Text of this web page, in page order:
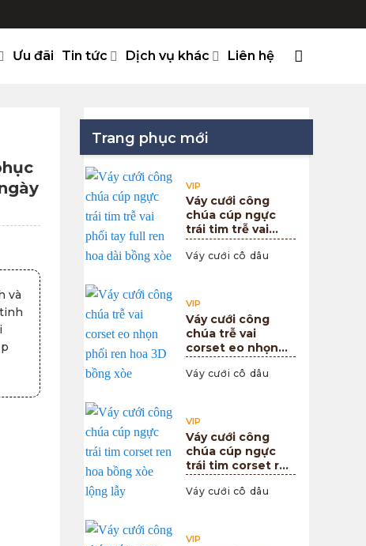
Ưu đãi Tin tức Dịch vụ khác Liên hệ
Trang phục mới
VIP
Váy cưới công
chúa cúp ngực
trái tim trễ vai
phối tay full ren
hoa dài bồng xòe
Váy cưới cô dâu
VIP
Váy cưới công
chúa trễ vai
corset eo nhọn
phối ren hoa 3D
bồng xòe
Váy cưới cô dâu
VIP
Váy cưới công
chúa cúp ngực
trái tim corset ren
hoa bồng xòe
lộng lẫy
Váy cưới cô dâu
VIP
và